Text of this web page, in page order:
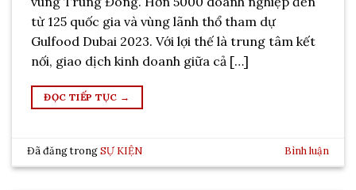
từ 125 quốc gia và vùng lãnh thổ tham dự
Gulfood Dubai 2023. Với lợi thế là trung tâm kết
nối, giao dịch kinh doanh giữa cả […]
ĐỌC TIẾP TỤC →
Đã đăng trongSỰ KIỆN Bình luận